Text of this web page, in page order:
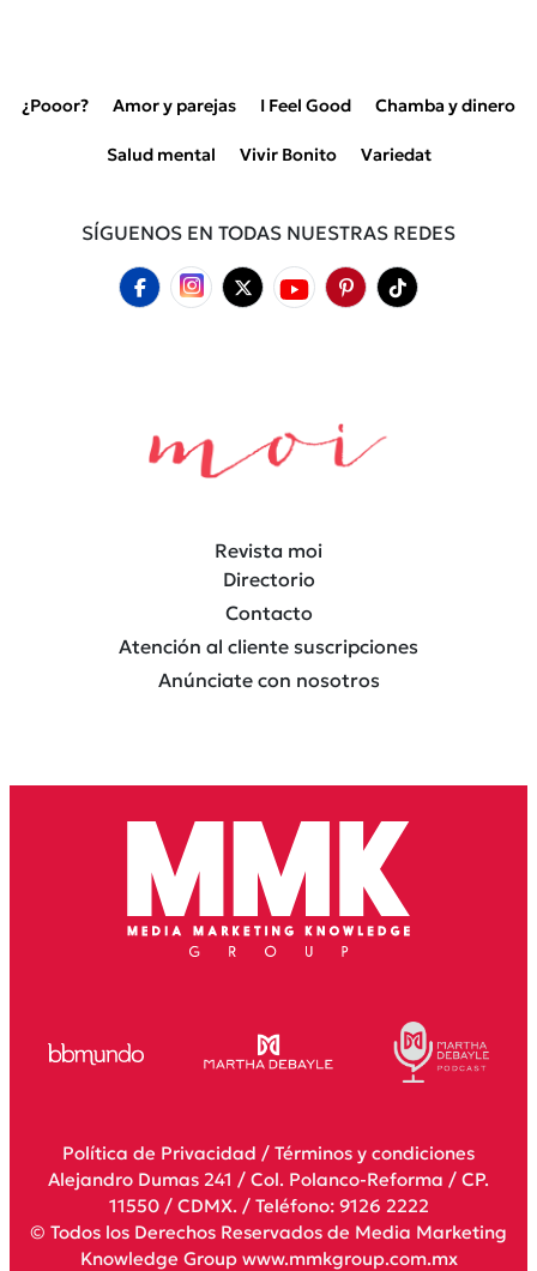
¿Pooor? Amor y parejas I Feel Good Chamba y dinero
Salud mental Vivir Bonito Variedat
SÍGUENOS EN TODAS NUESTRAS REDES
Revista moi
Directorio
Contacto
Atención al cliente suscripciones
Anúnciate con nosotros
Política de Privacidad / Términos y condiciones
Alejandro Dumas 241 / Col. Polanco-Reforma / CP.
11550 / CDMX. / Teléfono: 9126 2222
© Todos los Derechos Reservados de Media Marketing
Knowledge Group www.mmkgroup.com.mx